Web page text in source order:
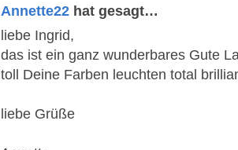
Annette22 hat gesagt…
liebe Ingrid,
das ist ein ganz wunderbares Gute
toll Deine Farben leuchten total
liebe Grüße